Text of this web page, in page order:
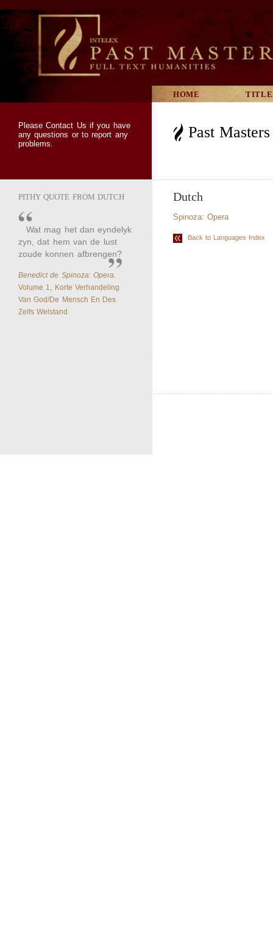
HOME
PleaseContact Us if you have
any questions or to report any
problems.
PITHY QUOTE FROM DUTCH
Wat mag het dan eyndelyk
zyn, dat hem van de lust
zoude konnen afbrengen?
Benedict de Spinoza: Opera.
Volume 1, Korte Verhandeling
Van God/De Mensch En Des
Zelfs Welstand
Past
Dutch
Spinoza: Opera
Back to Languages Index